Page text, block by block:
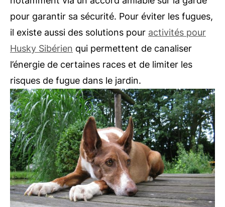
pour garantir sa sécurité. Pour éviter les fugues,
il existe aussi des solutions pour activités pour
Husky Sibérien qui permettent de canaliser
l’énergie de certaines races et de limiter les
risques de fugue dans le jardin.